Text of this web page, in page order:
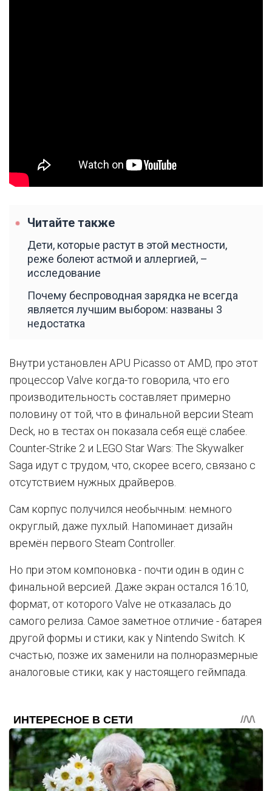
Читайте также
Дети, которые растут в этой местности,
реже болеют астмой и аллергией, –
исследование
Почему беспроводная зарядка не всегда
является лучшим выбором: названы 3
недостатка
Внутри установлен APU Picasso от AMD, про этот
процессор Valve когда-то говорила, что его
производительность составляет примерно
половину от той, что в финальной версии Steam
Deck, но в тестах он показала себя ещё слабее.
Counter-Strike 2 и LEGO Star Wars: The Skywalker
Saga идут с трудом, что, скорее всего, связано с
отсутствием нужных драйверов.
Сам корпус получился необычным: немного
округлый, даже пухлый. Напоминает дизайн
времён первого Steam Controller.
Но при этом компоновка - почти один в один с
финальной версией. Даже экран остался 16:10,
формат, от которого Valve не отказалась до
самого релиза. Самое заметное отличие - батарея
другой формы и стики, как у Nintendo Switch. К
счастью, позже их заменили на полноразмерные
аналоговые стики, как у настоящего геймпада.